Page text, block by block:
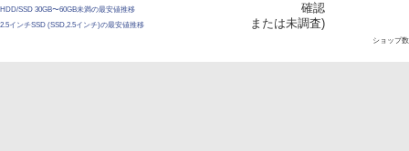
HDD/SSD 30GB〜60GB未満の最安値推移
2.5インチSSD (SSD,2.5インチ)の最安値推移
確認
または未調査)
ショップ数